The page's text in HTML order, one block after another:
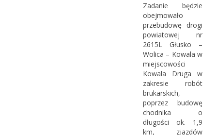
Zadanie będzie
obejmowało
przebudowę drogi
powiatowej nr
2615L Głusko –
Wolica – Kowala w
miejscowości
Kowala Druga w
zakresie robót
brukarskich,
poprzez budowę
chodnika o
długości ok. 1,9
km, zjazdów